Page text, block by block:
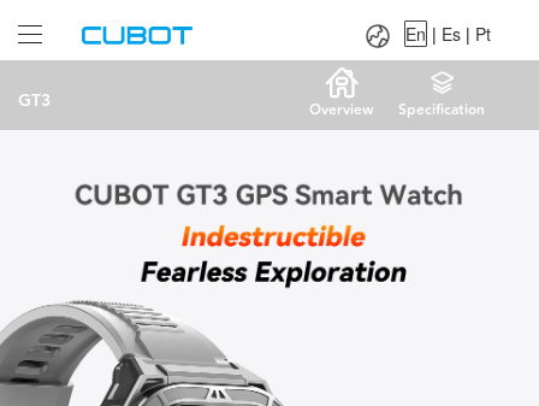
GT3 Overview Specification
Es|
En | Es | Pt